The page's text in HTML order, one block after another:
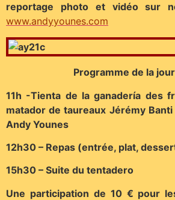
reportage photo et vidéo sur
www.andyyounes.com
Programme de la
11h -Tienta de la ganadería des
matador de taureaux Jérémy
Andy Younes
12h30 – Repas (entrée, plat,
15h30 – Suite du tentadero
Une participation de 10 € pour